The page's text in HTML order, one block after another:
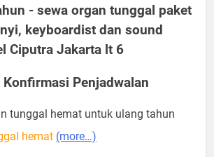
- sewa organ tunggal paket
keyboardist dan sound
Ciputra Jakarta lt 6
Penjadwalan
tunggal hemat untuk ulang tahun
hemat (more…)